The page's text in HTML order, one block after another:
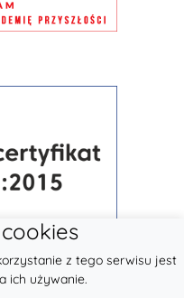
z tego serwisu jest
ich używanie.